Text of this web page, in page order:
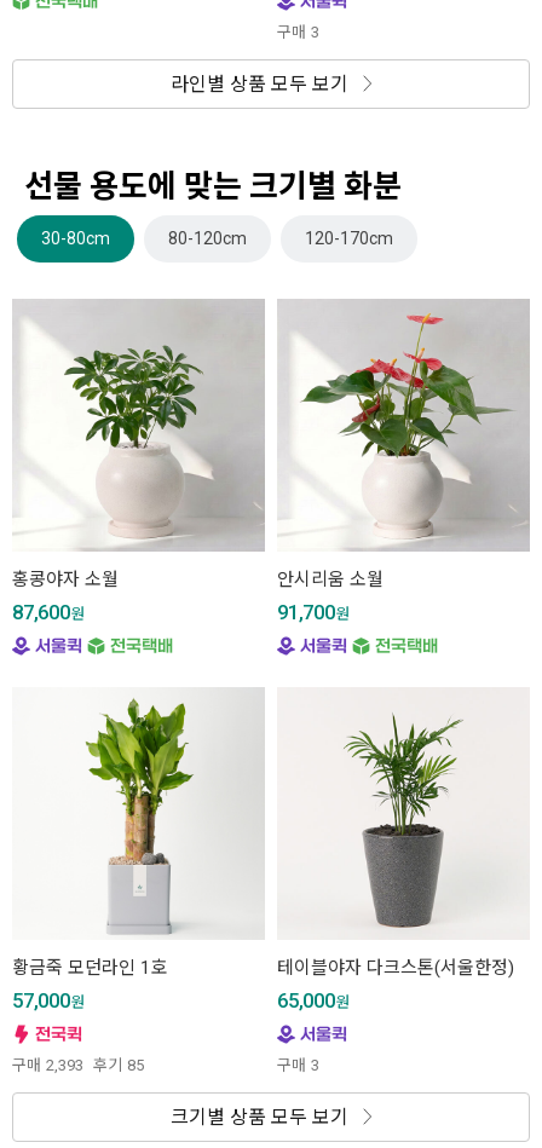
구매 3
라인별 상품 모두 보기
선물 용도에 맞는 크기별 화분
30-80cm 80-120cm 120-170cm
홍콩야자 소월
87,600원
안시리움 소월
91,700원
황금죽 모던라인 1호
57,000원
구매 2,393 후기 85
테이블야자 다크스톤(서울한정)
65,000원
구매 3
크기별 상품 모두 보기